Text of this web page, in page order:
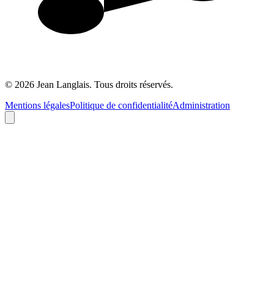
© 2026 Jean Langlais. Tous droits réservés.
Mentions légalesPolitique de confidentialitéAdministration